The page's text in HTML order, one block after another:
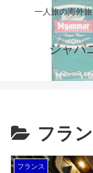
一人旅の海外
ジャパ
フラ
フランス